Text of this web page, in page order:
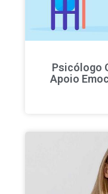
Psicólogo
Apoio